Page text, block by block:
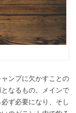
ンプに欠かすことの
なるもの。メインで
ず必要になり、そし